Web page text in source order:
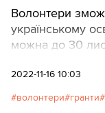
Волонтери
українському
можна до 30
2022-11-16 10:03
волонтери гранти